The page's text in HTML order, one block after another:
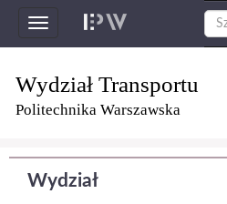
Toggle
navigation
Wydział Transportu
Politechnika Warszawska
Wydział